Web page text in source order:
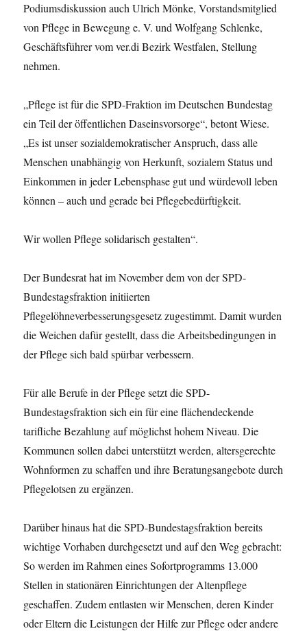
Podiumsdiskussion auch Ulrich Mönke, Vorstandsmitglied
von Pflege in Bewegung e. V. und Wolfgang Schlenke,
Geschäftsführer vom ver.di Bezirk Westfalen, Stellung
nehmen.
„Pflege ist für die SPD-Fraktion im Deutschen Bundestag
ein Teil der öffentlichen Daseinsvorsorge“, betont Wiese.
„Es ist unser sozialdemokratischer Anspruch, dass alle
Menschen unabhängig von Herkunft, sozialem Status und
Einkommen in jeder Lebensphase gut und würdevoll leben
können – auch und gerade bei Pflegebedürftigkeit.
Wir wollen Pflege solidarisch gestalten“.
Der Bundesrat hat im November dem von der SPD-
Bundestagsfraktion initiierten
Pflegelöhneverbesserungsgesetz zugestimmt. Damit wurden
die Weichen dafür gestellt, dass die Arbeitsbedingungen in
der Pflege sich bald spürbar verbessern.
Für alle Berufe in der Pflege setzt die SPD-
Bundestagsfraktion sich ein für eine flächendeckende
tarifliche Bezahlung auf möglichst hohem Niveau. Die
Kommunen sollen dabei unterstützt werden, altersgerechte
Wohnformen zu schaffen und ihre Beratungsangebote durch
Pflegelotsen zu ergänzen.
Darüber hinaus hat die SPD-Bundestagsfraktion bereits
wichtige Vorhaben durchgesetzt und auf den Weg gebracht:
So werden im Rahmen eines Sofortprogramms 13.000
Stellen in stationären Einrichtungen der Altenpflege
geschaffen. Zudem entlasten wir Menschen, deren Kinder
oder Eltern die Leistungen der Hilfe zur Pflege oder andere